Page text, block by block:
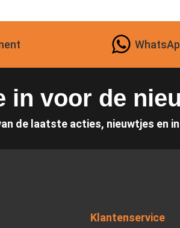
in voor de
de laatste acties, nieuwtjes en
Klantenservice